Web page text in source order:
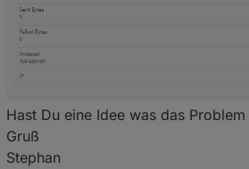
Hast Du eine Idee was das Problem
Gruß
Stephan